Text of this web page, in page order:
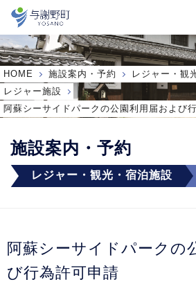
施設案内・予約
レジャー・観光・宿泊施設
HOME 施設案内・予約
レジャー・観
レジャー施設
阿蘇シーサイドパークの公園利用届および
阿蘇シーサイドパークの
び行為許可申請